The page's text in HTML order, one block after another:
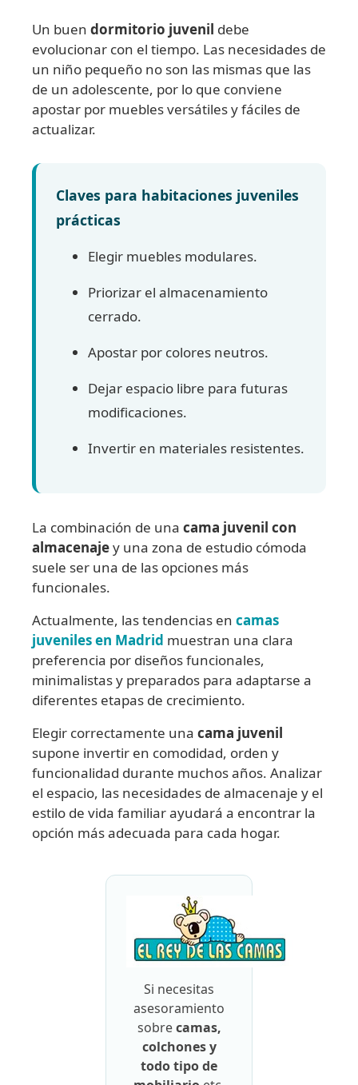
Un buen dormitorio juvenil debe
evolucionar con el tiempo. Las necesidades de
un niño pequeño no son las mismas que las
de un adolescente, por lo que conviene
apostar por muebles versátiles y fáciles de
actualizar.
Claves para habitaciones juveniles
prácticas
Elegir muebles modulares.
Priorizar el almacenamiento
cerrado.
Apostar por colores neutros.
Dejar espacio libre para futuras
modificaciones.
Invertir en materiales resistentes.
La combinación de una cama juvenil con
almacenajey una zona de estudio cómoda
suele ser una de las opciones más
funcionales.
Actualmente, las tendencias en camas
juveniles en Madrid muestran una clara
preferencia por diseños funcionales,
minimalistas y preparados para adaptarse a
diferentes etapas de crecimiento.
Elegir correctamente una cama juvenil
supone invertir en comodidad, orden y
funcionalidad durante muchos años. Analizar
el espacio, las necesidades de almacenaje y el
estilo de vida familiar ayudará a encontrar la
opción más adecuada para cada hogar.
Si necesitas
asesoramiento
sobrecamas,
colchones y
todo tipo de